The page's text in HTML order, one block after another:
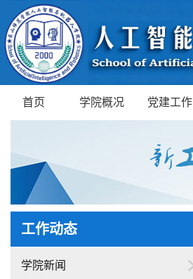
首页 学院概况 党建工作
工作动态
学院新闻